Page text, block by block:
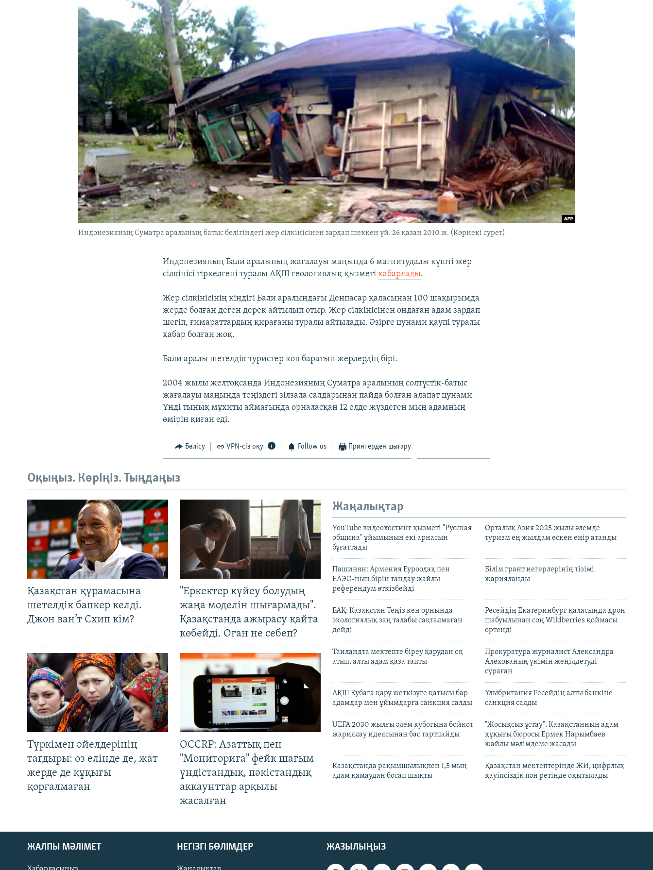
Индонезияның Суматра аралының батыс бөлігіндегі жер сілкінісінен зардап шеккен үй. 26 қазан 2010 ж. (Көрнекі сурет)
Индонезияның Бали аралының жағалауы маңында 6 магнитудалы күшті жер
сілкінісі тіркелгені туралы АҚШ геологиялық қызметіхабарлады.
Жер сілкінісінің кіндігі Бали аралындағы Денпасар қаласынан 100 шақырымда
жерде болған деген дерек айтылып отыр. Жер сілкінісінен ондаған адам зардап
шегіп, ғимараттардың қирағаны туралы айтылады. Әзірге цунами қаупі туралы
хабар болған жоқ.
Бали аралы шетелдік туристер көп баратын жерлердің бірі.
2004 жылы желтоқсанда Индонезияның Суматра аралының солтүстік-батыс
жағалауы маңында теңіздегі зілзала салдарынан пайда болған алапат цунами
Үнді тынық мұхиты аймағында орналасқан 12 елде жүздеген мың адамның
өмірін қиған еді.
Бөлісу VPN-сіз оқу Follow us Принтерден шығару
Оқыңыз. Көріңіз. Тыңдаңыз
Қазақстан құрамасына
шетелдік бапкер келді.
Джон ван’т Схип кім?
"Еркектер күйеу болудың
жаңа моделін шығармады".
Қазақстанда ажырасу қайта
көбейді. Оған не себеп?
Түркімен әйелдерінің
тағдыры: өз елінде де, жат
жерде де құқығы
қорғалмаған
OCCRP: Азаттық пен
"Мониториға" фейк шағым
үндістандық, пәкістандық
аккаунттар арқылы
жасалған
Жаңалықтар
YouTube видеохостинг қызметі "Русская
община" ұйымының екі арнасын
бұғаттады
Орталық Азия 2025 жылы әлемде
туризм ең жылдам өскен өңір атанды
Пашинян: Армения Еуроодақ пен
ЕАЭО-ның бірін таңдау жайлы
референдум өткізбейді
Білім грант иегерлерінің тізімі
жарияланды
БАҚ: Қазақстан Теңіз кен орнында
экологиялық заң талабы сақталмаған
дейді
Ресейдің Екатеринбург қаласында дрон
шабуылынан соң Wildberries қоймасы
өртенді
Таиландта мектепте біреу қарудан оқ
атып, алты адам қаза тапты
Прокуратура журналист Александра
Алёхованың үкімін жеңілдетуді
сұраған
АҚШ Кубаға қару жеткізуге қатысы бар
адамдар мен ұйымдарға санкция салды
Ұлыбритания Ресейдің алты банкіне
санкция салды
UEFA 2030 жылғы әлем кубогына бойкот
жариялау идеясынан бас тартпайды
"Жосықсыз ұстау". Қазақстанның адам
құқығы бюросы Ермек Нарымбаев
жайлы мәлімдеме жасады
Қазақстанда рақымшылықпен 1,5 мың
адам қамаудан босап шықты
Қазақстан мектептерінде ЖИ, цифрлық
қауіпсіздік пән ретінде оқытылады
ЖАЗЫЛЫҢЫЗ
ЖАЛПЫ МӘЛІМЕТ НЕГІЗГІ БӨЛІМДЕР